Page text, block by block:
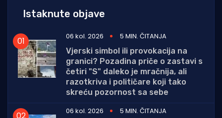
Istaknute objave
06 kol. 2026
5 MIN. ČITANJA
Vjerski simbol ili provokacija na
granici? Pozadina priče o zastavi s
četiri "S" daleko je mračnija, ali
razotkriva i političare koji tako
skreću pozornost sa sebe
06 kol. 2026
5 MIN. ČITANJA